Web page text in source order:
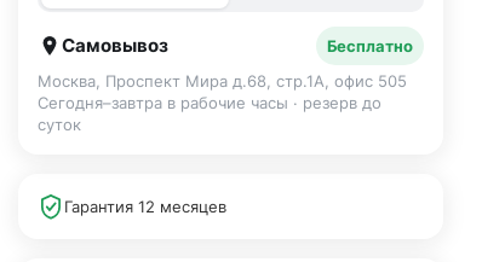
Самовывоз
Бесплатно
Москва, Проспект Мира д.68, стр.1А, офис 505
Сегодня–завтра в рабочие часы · резерв до
суток
Гарантия 12 месяцев